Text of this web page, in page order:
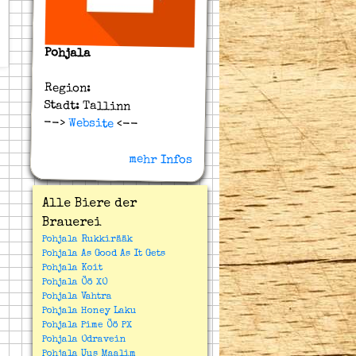
Pohjala
Region:
Stadt: Tallinn
-->Website<--
mehr Infos
Alle Biere der
Brauerei
Pohjala Rukkirääk
Pohjala As Good As It Gets
Pohjala Koit
Pohjala Öö XO
Pohjala Vahtra
Pohjala Honey Laku
Pohjala Pime Öö PX
Pohjala Odravein